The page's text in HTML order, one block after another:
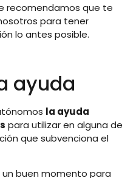
recomendamos que te
para tener
lo antes posible.
ayuda
la ayuda
para utilizar en alguna de
que subvenciona el
buen momento para